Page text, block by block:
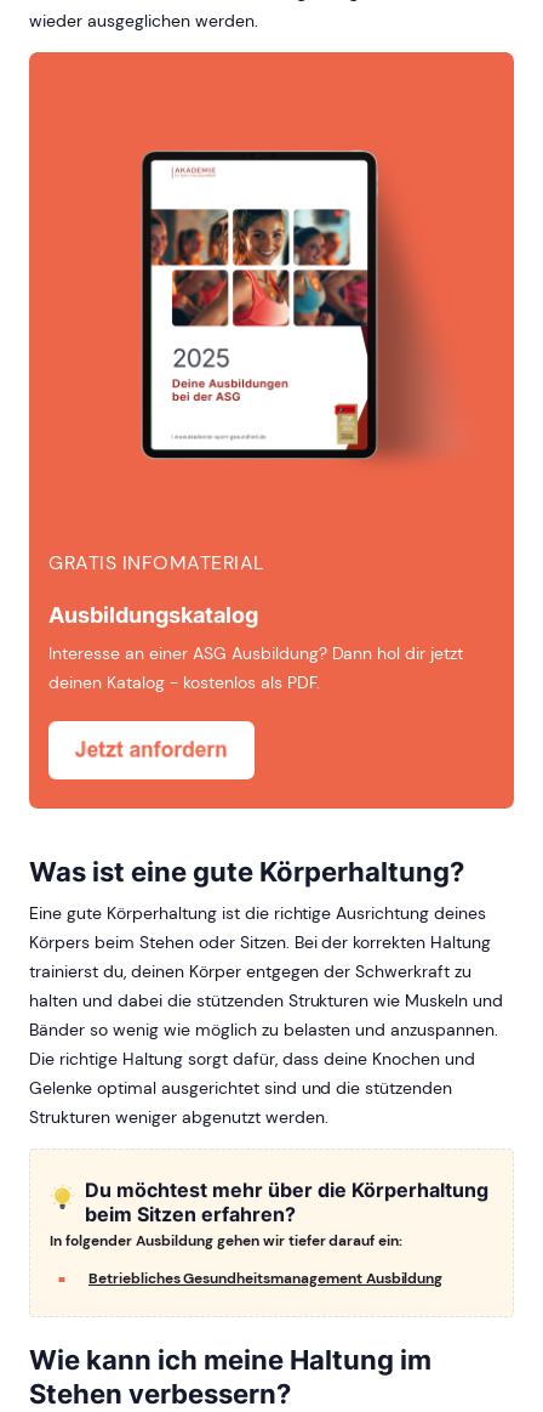
wieder ausgeglichen werden.
GRATIS INFOMATERIAL
Ausbildungskatalog
Interesse an einer ASG Ausbildung? Dann hol dir jetzt
deinen Katalog - kostenlos als PDF.
Was ist eine gute Körperhaltung?
Eine gute Körperhaltung ist die richtige Ausrichtung deines
Körpers beim Stehen oder Sitzen. Bei der korrekten Haltung
trainierst du, deinen Körper entgegen der Schwerkraft zu
halten und dabei die stützenden Strukturen wie Muskeln und
Bänder so wenig wie möglich zu belasten und anzuspannen.
Die richtige Haltung sorgt dafür, dass deine Knochen und
Gelenke optimal ausgerichtet sind und die stützenden
Strukturen weniger abgenutzt werden.
Du möchtest mehr über die Körperhaltung
beim Sitzen erfahren?
In folgender Ausbildung gehen wir tiefer darauf ein:
Betriebliches Gesundheitsmanagement Ausbildung
Wie kann ich meine Haltung im
Stehen verbessern?